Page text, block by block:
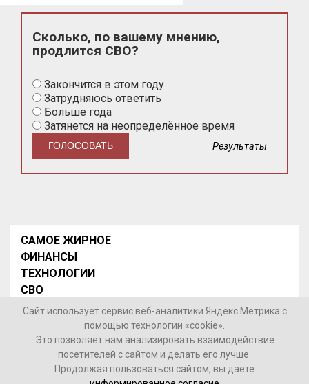
Сколько, по вашему мнению,
продлится СВО?
Закончится в этом году
Затрудняюсь ответить
Больше года
Затянется на неопределённое время
Результаты
САМОЕ ЖИРНОЕ
ФИНАНСЫ
ТЕХНОЛОГИИ
СВО
НОВОСТИ В МИРЕ
НОВОСТИ РОССИИ
Контакты
© 2026 Интернет-газета «МедиаЖир» -Согласие
Сайт использует сервис веб-аналитики Яндекс Метрика с
помощью технологии «cookie».
Это позволяет нам анализировать взаимодействие
посетителей с сайтом и делать его лучше.
Продолжая пользоваться сайтом, вы даёте